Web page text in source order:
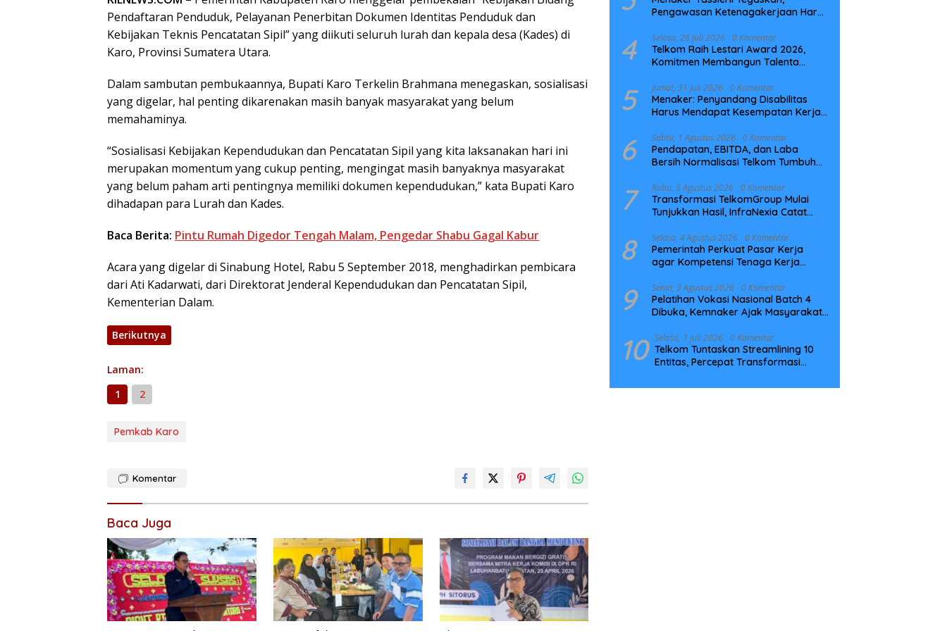
Pendaftaran Penduduk, Pelayanan Penerbitan Dokumen Identitas Penduduk dan
Kebijakan Teknis Pencatatan Sipil” yang diikuti seluruh lurah dan kepala desa (Kades) di
Karo, Provinsi Sumatera Utara.
Dalam sambutan pembukaannya, Bupati Karo Terkelin Brahmana menegaskan, sosialisasi
yang digelar, hal penting dikarenakan masih banyak masyarakat yang belum
memahaminya.
“Sosialisasi Kebijakan Kependudukan dan Pencatatan Sipil yang kita laksanakan hari ini
merupakan momentum yang cukup penting, mengingat masih banyaknya masyarakat
yang belum paham arti pentingnya memiliki dokumen kependudukan,” kata Bupati Karo
dihadapan para Lurah dan Kades.
Baca Berita: Pintu Rumah Digedor Tengah Malam, Pengedar Shabu Gagal Kabur
Acara yang digelar di Sinabung Hotel, Rabu 5 September 2018, menghadirkan pembicara
dari Ati Kadarwati, dari Direktorat Jenderal Kependudukan dan Pencatatan Sipil,
Kementerian Dalam.
Berikutnya
Laman:
1
2
Pemkab Karo
Komentar
Baca Juga
Pengawasan Ketenagakerjaan Harus
4 Selasa, 28 Juli 2026 0 Komentar
Telkom Raih Lestari Award 2026,
Komitmen Membangun Talenta
5 Jumat, 31 Juli 2026 0 Komentar
Menaker: Penyandang Disabilitas
Harus Mendapat Kesempatan Kerja
6 Sabtu, 1 Agustus 2026 0 Komentar
Pendapatan, EBITDA, dan Laba
Bersih Normalisasi Telkom Tumbuh
7 Rabu, 5 Agustus 2026 0 Komentar
Transformasi TelkomGroup Mulai
Tunjukkan Hasil, InfraNexia Catat
Digital Nasional
8 Selasa, 4 Agustus 2026 0 Komentar
Pemerintah Perkuat Pasar Kerja
agar Kompetensi Tenaga Kerja
9 Senin, 3 Agustus 2026 0 Komentar
Pelatihan Vokasi Nasional Batch 4
Dibuka, Kemnaker Ajak Masyarakat
10 Selasa, 7 Juli 2026 0 Komentar
Telkom Tuntaskan Streamlining 10
Entitas, Percepat Transformasi